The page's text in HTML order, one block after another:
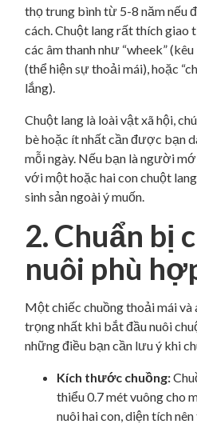
thọ trung bình từ 5-8 năm nếu
cách. Chuột lang rất thích giao
các âm thanh như “wheek”
(thể hiện sự thoải mái), hoặc
lắng).
Chuột lang là loài vật xã hội,
bè hoặc ít nhất cần được bạn
mỗi ngày. Nếu bạn là người
với một hoặc hai con chuột
sinh sản ngoài ý muốn.
2. Chuẩn bị
nuôi phù
Một chiếc chuồng thoải mái và
trọng nhất khi bắt đầu nuôi
những điều bạn cần lưu ý khi
Kích thước chuồng:
thiểu 0.7 mét vuông cho
nuôi hai con, diện tích